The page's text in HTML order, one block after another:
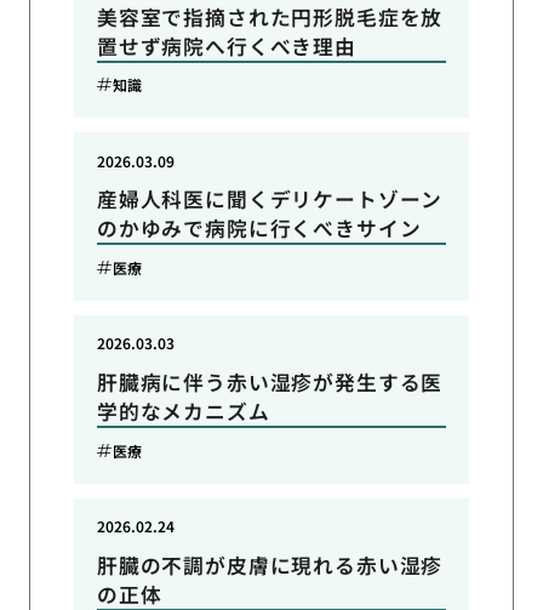
美容室で指摘された円形脱毛症を放
置せず病院へ行くべき理由
知識
産婦人科医に聞くデリケートゾーン
のかゆみで病院に行くべきサイン
2026.03.09
医療
肝臓病に伴う赤い湿疹が発生する医
学的なメカニズム
2026.03.03
医療
肝臓の不調が皮膚に現れる赤い湿疹
の正体
2026.02.24